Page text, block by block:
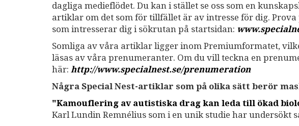
dagliga medieflödet. Du kan i stället se oss som en
artiklar om det som för tillfället är av intresse för dig.
som intresserar dig i sökrutan på startsidan:
Somliga av våra artiklar ligger inom Premiumformatet,
läsas av våra prenumeranter. Om du vill teckna en
här: http://www.specialnest.se/prenumeration
Några Special Nest-artiklar som på olika sätt berör
"Kamouflering av autistiska drag kan leda till ökad
Karl Lundin Remnélius som i en unik studie har undersökt